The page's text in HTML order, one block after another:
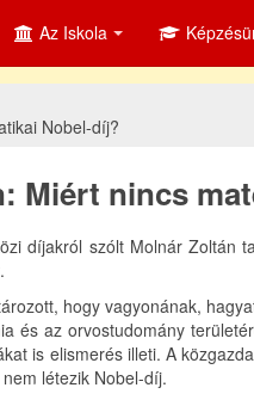
Az Iskola
Nobel-díj?
Miért nincs
díjakról szólt Molnár Zoltán
hogy vagyonának,
és az orvostudomány
is elismerés illeti. A
létezik Nobel-díj.